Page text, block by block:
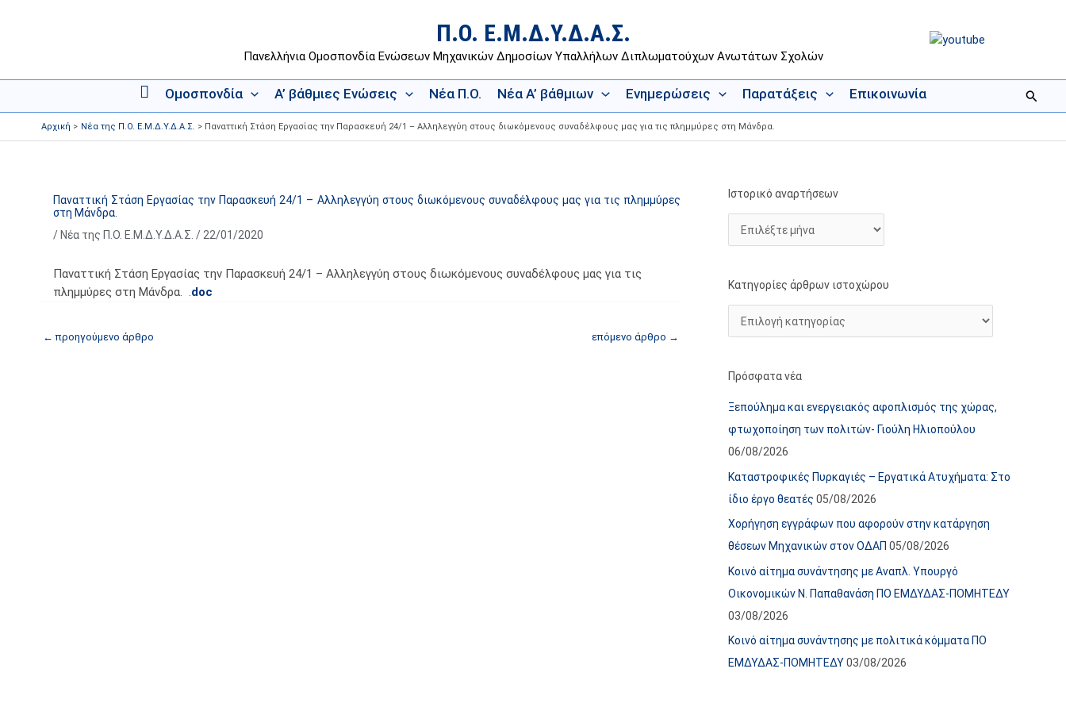
Π.Ο. Ε.Μ.Δ.Υ.Δ.Α.Σ.
Πανελλήνια Ομοσπονδία Ενώσεων Μηχανικών Δημοσίων Υπαλλήλων Διπλωματούχων Ανωτάτων Σχολών
Α
ρ
χ
Ομοσπονδία Α’ βάθμιες Ενώσεις Νέα Π.Ο. Νέα Α’ βάθμιων Ενημερώσεις Παρατάξεις Επικοινωνία
Αρχική Νέα της Π.Ο. Ε.Μ.Δ.Υ.Δ.Α.Σ. Παναττική Στάση Εργασίας την Παρασκευή 24/1 – Αλληλεγγύη στους διωκόμενους συναδέλφους μας για τις πλημμύρες στη Μάνδρα.
Παναττική Στάση Εργασίας την Παρασκευή 24/1 – Αλληλεγγύη στους διωκόμενους συναδέλφους μας για τις πλημμύρες
στη Μάνδρα.
/ Νέα της Π.Ο. Ε.Μ.Δ.Υ.Δ.Α.Σ. / 22/01/2020
Παναττική Στάση Εργασίας την Παρασκευή 24/1 – Αλληλεγγύη στους διωκόμενους συναδέλφους μας για τις
πλημμύρες στη Μάνδρα. .doc
← προηγούμενο άρθρο επόμενο άρθρο →
Ιστορικό αναρτήσεων
Ι
σ
ρ
ι
α
ρ
ή
σ
ε
ω
ν
Κατηγορίες άρθρων ιστοχώρου
Κ
α
γ
ο
ε
ρ
ρ
ω
ν
ι
σ
τ
ο
χ
ώ
Πρόσφατα νέα
Ξεπούλημα και ενεργειακός αφοπλισμός της χώρας,
φτωχοποίηση των πολιτών- Γιούλη Ηλιοπούλου
06/08/2026
Καταστροφικές Πυρκαγιές – Εργατικά Ατυχήματα: Στο
ίδιο έργο θεατές 05/08/2026
Χορήγηση εγγράφων που αφορούν στην κατάργηση
θέσεων Μηχανικών στον ΟΔΑΠ 05/08/2026
Κοινό αίτημα συνάντησης με Αναπλ. Υπουργό
Οικονομικών Ν. Παπαθανάση ΠΟ ΕΜΔΥΔΑΣ-ΠΟΜΗΤΕΔΥ
03/08/2026
Κοινό αίτημα συνάντησης με πολιτικά κόμματα ΠΟ
ΕΜΔΥΔΑΣ-ΠΟΜΗΤΕΔΥ03/08/2026